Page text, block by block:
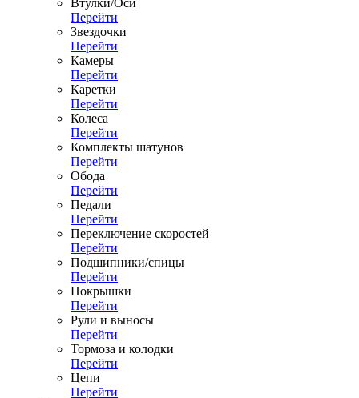
Втулки/Оси
Перейти
Звездочки
Перейти
Камеры
Перейти
Каретки
Перейти
Колеса
Перейти
Комплекты шатунов
Перейти
Обода
Перейти
Педали
Перейти
Переключение скоростей
Перейти
Подшипники/спицы
Перейти
Покрышки
Перейти
Рули и выносы
Перейти
Тормоза и колодки
Перейти
Цепи
Перейти